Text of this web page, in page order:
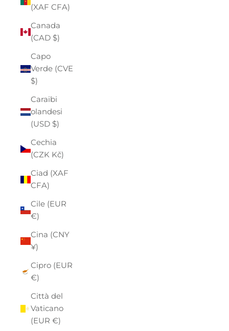
(XAF CFA)
Canada
(CAD $)
Capo
Verde (CVE
$)
Caraibi
olandesi
(USD $)
Cechia
(CZK Kč)
Ciad (XAF
CFA)
Cile (EUR
€)
Cina (CNY
¥)
Cipro (EUR
€)
Città del
Vaticano
(EUR €)